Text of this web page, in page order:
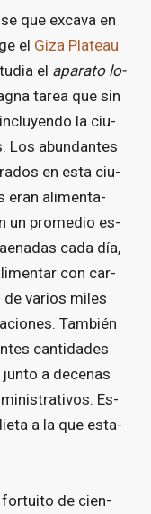
que ex­ca­va en
el Gi­za Pla­teau
el apa­ra­to lo­
ta­rea que sin
la ciu­
Los abun­dan­tes
en es­ta ciu­
eran ali­men­ta­
un pro­me­dio es­
ca­da día,
con car­
de va­rios mi­les
Tam­bién
can­ti­da­des
a de­ce­nas
Es­
a la que es­ta­
for­tui­to de cien­